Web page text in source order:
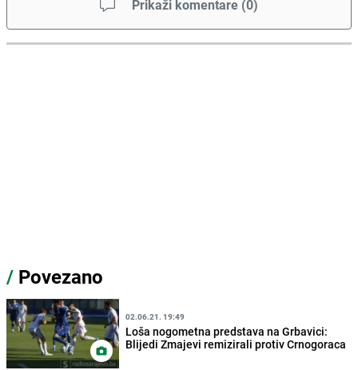
Prikaži komentare (0)
/ Povezano
02.06.21. 19:49
Loša nogometna predstava na Grbavici:
Blijedi Zmajevi remizirali protiv Crnogoraca